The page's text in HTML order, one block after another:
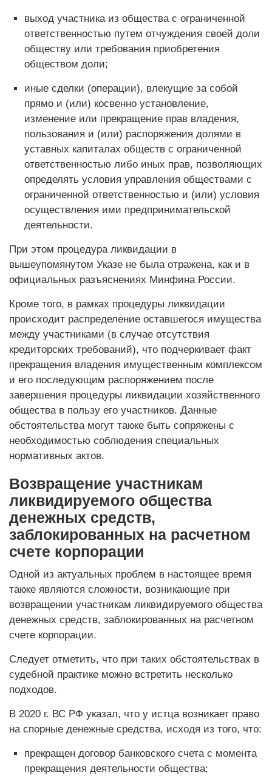
выход участника из общества с ограниченной
ответственностью путем отчуждения своей доли
обществу или требования приобретения
обществом доли;
иные сделки (операции), влекущие за собой
прямо и (или) косвенно установление,
изменение или прекращение прав владения,
пользования и (или) распоряжения долями в
уставных капиталах обществ с ограниченной
ответственностью либо иных прав, позволяющих
определять условия управления обществами с
ограниченной ответственностью и (или) условия
осуществления ими предпринимательской
деятельности.
При этом процедура ликвидации в
вышеупомянутом Указе не была отражена, как и в
официальных разъяснениях Минфина России.
Кроме того, в рамках процедуры ликвидации
происходит распределение оставшегося имущества
между участниками (в случае отсутствия
кредиторских требований), что подчеркивает факт
прекращения владения имущественным комплексом
и его последующим распоряжением после
завершения процедуры ликвидации хозяйственного
общества в пользу его участников. Данные
обстоятельства могут также быть сопряжены с
необходимостью соблюдения специальных
нормативных актов.
Возвращение участникам
ликвидируемого общества
денежных средств,
заблокированных на расчетном
счете корпорации
Одной из актуальных проблем в настоящее время
также являются сложности, возникающие при
возвращении участникам ликвидируемого общества
денежных средств, заблокированных на расчетном
счете корпорации.
Следует отметить, что при таких обстоятельствах в
судебной практике можно встретить несколько
подходов.
В 2020 г. ВС РФ указал, что у истца возникает право
на спорные денежные средства, исходя из того, что:
прекращен договор банковского счета с момента
прекращения деятельности общества;